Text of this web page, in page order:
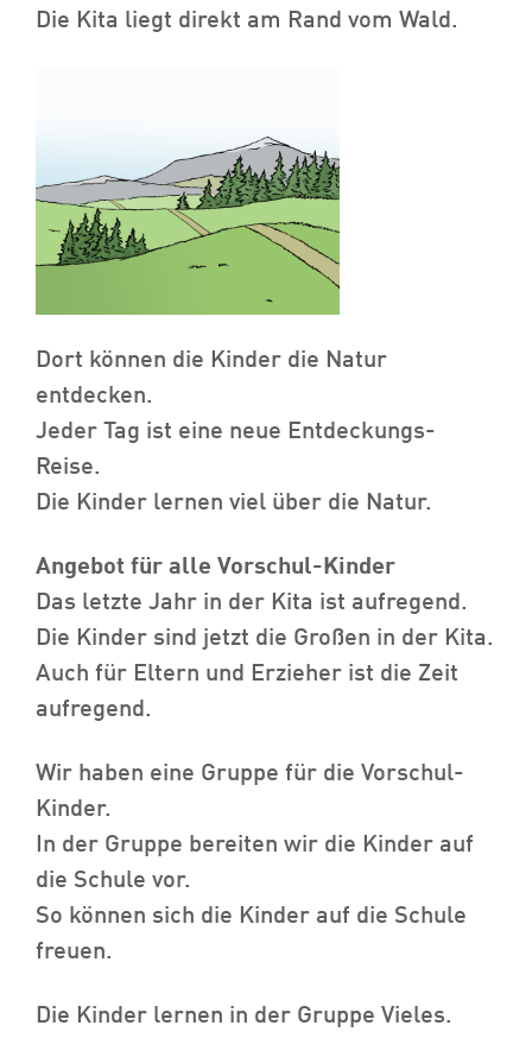
Die Kita liegt direkt am Rand vom Wald.
Dort können die Kinder die Natur
entdecken.
Jeder Tag ist eine neue Entdeckungs-
Reise.
Die Kinder lernen viel über die Natur.
Angebot für alle Vorschul-Kinder
Das letzte Jahr in der Kita ist aufregend.
Die Kinder sind jetzt die Großen in der Kita.
Auch für Eltern und Erzieher ist die Zeit
aufregend.
Wir haben eine Gruppe für die Vorschul-
Kinder.
In der Gruppe bereiten wir die Kinder auf
die Schule vor.
So können sich die Kinder auf die Schule
freuen.
Die Kinder lernen in der Gruppe Vieles.